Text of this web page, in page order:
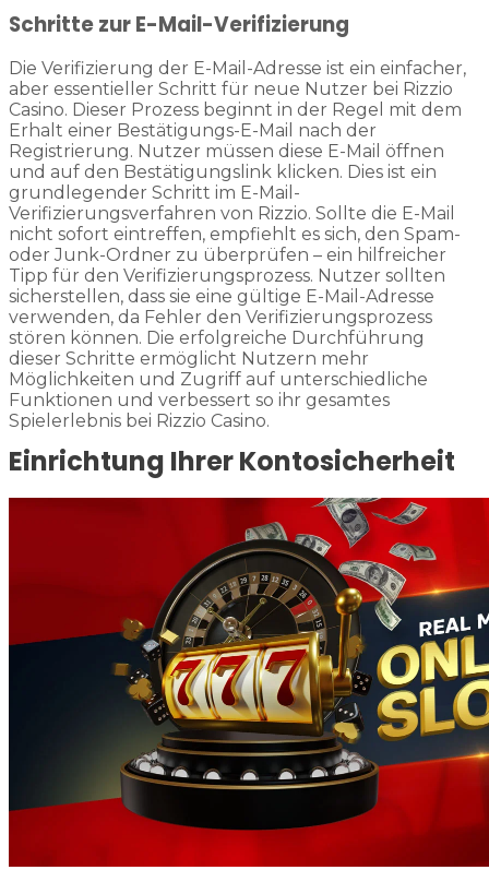
Schritte zur E-Mail-Verifizierung
Die Verifizierung der E-Mail-Adresse ist ein einfacher,
aber essentieller Schritt für neue Nutzer bei Rizzio
Casino. Dieser Prozess beginnt in der Regel mit dem
Erhalt einer Bestätigungs-E-Mail nach der
Registrierung. Nutzer müssen diese E-Mail öffnen
und auf den Bestätigungslink klicken. Dies ist ein
grundlegender Schritt im E-Mail-
Verifizierungsverfahren von Rizzio. Sollte die E-Mail
nicht sofort eintreffen, empfiehlt es sich, den Spam-
oder Junk-Ordner zu überprüfen – ein hilfreicher
Tipp für den Verifizierungsprozess. Nutzer sollten
sicherstellen, dass sie eine gültige E-Mail-Adresse
verwenden, da Fehler den Verifizierungsprozess
stören können. Die erfolgreiche Durchführung
dieser Schritte ermöglicht Nutzern mehr
Möglichkeiten und Zugriff auf unterschiedliche
Funktionen und verbessert so ihr gesamtes
Spielerlebnis bei Rizzio Casino.
Einrichtung Ihrer Kontosicherheit